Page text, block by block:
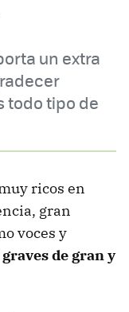
un extra
todo tipo de
ricos en
gran
voces y
graves de gran y